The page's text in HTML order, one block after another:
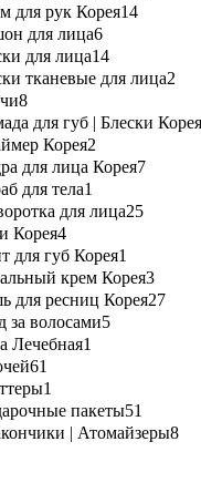
для рук Корея14
для лица6
для лица14
тканевые для лица2
8
для губ | Блески Корея
Корея2
для лица Корея7
для тела1
для лица25
Корея4
для губ Корея1
крем Корея3
для ресниц Корея27
за волосами5
Лечебная1
61
1
пакеты51
| Атомайзеры8